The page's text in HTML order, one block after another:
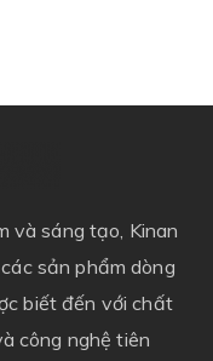
và sáng tạo, Kinan
sản phẩm dòng
biết đến với chất
công nghệ tiên